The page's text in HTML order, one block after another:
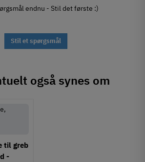
endnu - Stil det første :)
Stil et spørgsmål
også synes om
til greb
-